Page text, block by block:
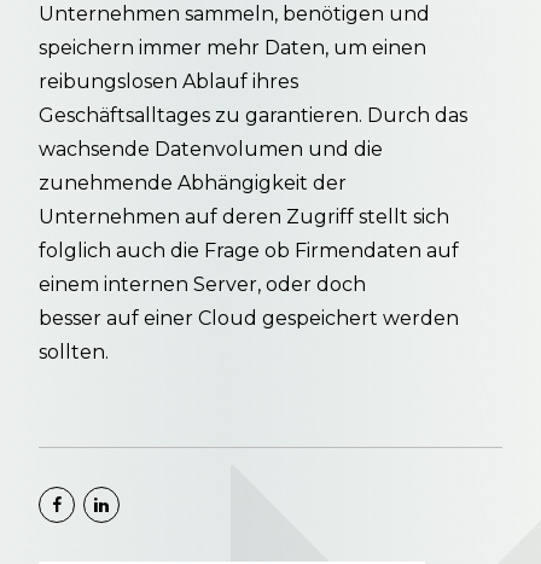
Unternehmen sammeln, benötigen und
speichern immer mehr Daten, um einen
reibungslosen Ablauf ihres
Geschäftsalltages zu garantieren. Durch das
wachsende Datenvolumen und die
zunehmende Abhängigkeit der
Unternehmen auf deren Zugriff stellt sich
folglich auch die Frage ob Firmendaten auf
einem internen Server, oder doch
besser auf einer Cloud gespeichert werden
sollten.